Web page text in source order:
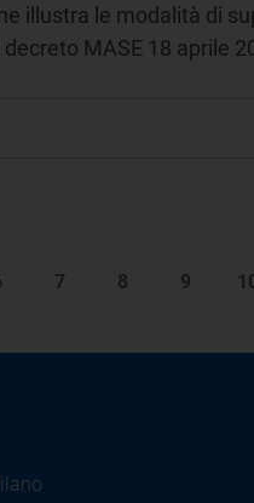
illustra le modalità di
MASE 18 aprile
7 8 9